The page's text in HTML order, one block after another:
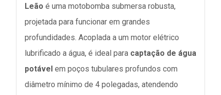
Leão é uma motobomba submersa robusta,
projetada para funcionar em grandes
profundidades. Acoplada a um motor elétrico
lubrificado a água, é ideal para captação de água
potável em poços tubulares profundos com
diâmetro mínimo de 4 polegadas, atendendo